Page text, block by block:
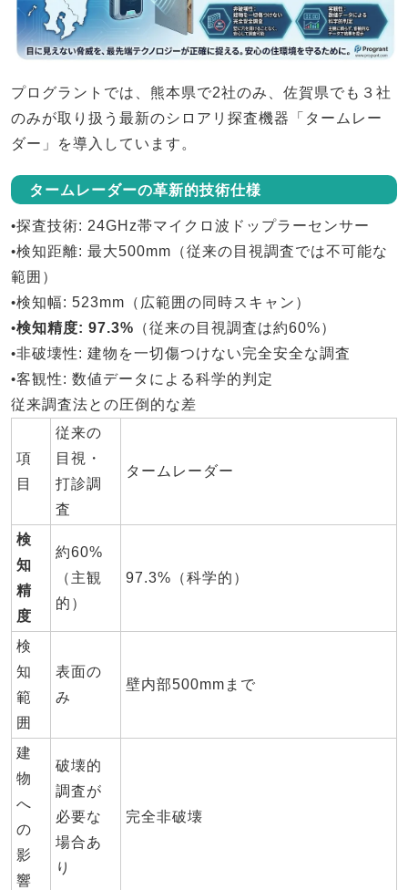
プログラントでは、 熊本県で2社のみ、佐賀県でも３社
のみが取り扱う最新のシロアリ探査機器「 タームレー
ダー 」を導入しています。
タームレーダーの革新的技術仕様
•探査技術: 24GHz帯マイクロ波ドップラーセンサー
•検知距離: 最大500mm（従来の目視調査では不可能な
範囲）
•検知幅: 523mm（広範囲の同時スキャン）
•検知精度: 97.3% （従来の目視調査は約60%）
•非破壊性: 建物を一切傷つけない完全安全な調査
•客観性: 数値データによる科学的判定
従来調査法との圧倒的な差
項
目
従来の
目視・
打診調
査
タームレーダー
検
知
精
度
約60%
（主観
的）
97.3%（科学的）
検
知
範
囲
表面の
み
壁内部500mmまで
建
物
へ
の
影
響
破壊的
調査が
必要な
場合あ
り
完全非破壊